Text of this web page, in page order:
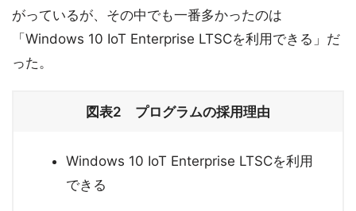
がっているが、その中でも一番多かったのは
「Windows 10 IoT Enterprise LTSCを利用できる」だ
った。
図表2 プログラムの採用理由
Windows 10 IoT Enterprise LTSCを利用
できる